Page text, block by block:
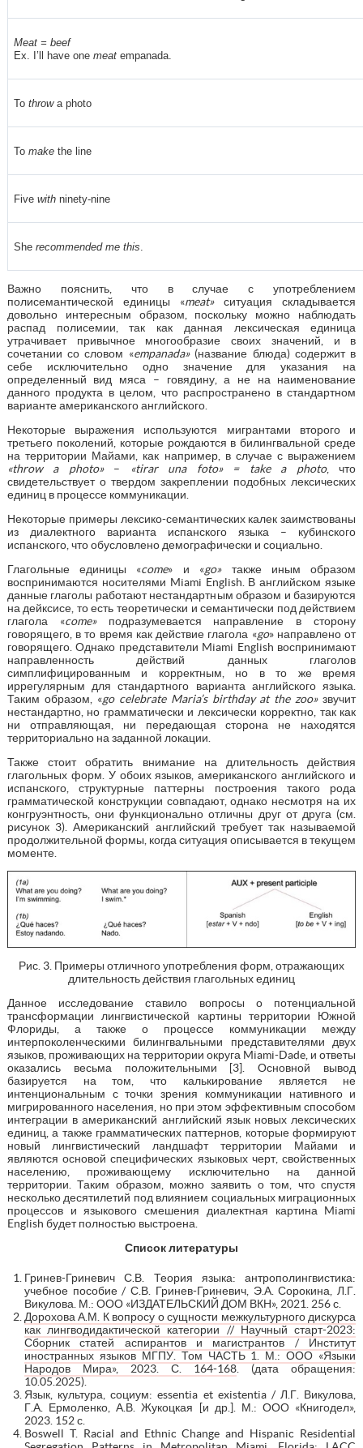
Meat = beef
Ex. I’ll have one meatempanada.
To throwa photo
To makethe line
Five withninety-nine
She recommended me this
Важно пояснить, что в случае с употреблением
полисемантической единицы «meat»ситуация складывается
довольно интересным образом, поскольку можно наблюдать
распад полисемии, так как данная лексическая единица
утрачивает привычное многообразие своих значений, и в
сочетании со словом «empanada»(название блюда) содержит в
себе исключительно одно значение для указания на
определенный вид мяса – говядину, а не на наименование
данного продукта в целом, что распространено в стандартном
варианте американского английского.
Некоторые выражения используются мигрантами второго и
третьего поколений, которые рождаются в билингвальной среде
на территории Майами, как например, в случае с выражением
«throw a photo» – «tirar una foto» = take a photo, что
свидетельствует о твердом закреплении подобных лексических
единиц в процессе коммуникации.
Некоторые примеры лексико-семантических калек заимствованы
из диалектного варианта испанского языка – кубинского
испанского, что обусловлено демографически и социально.
Глагольные единицы «come» и «go»также иным образом
воспринимаются носителями Miami English. В английском языке
данные глаголы работают нестандартным образом и базируются
на дейксисе, то есть теоретически и семантически под действием
глагола «come»подразумевается направление в сторону
говорящего, в то время как действие глагола «go» направлено от
говорящего. Однако представители Miami English воспринимают
направленность действий данных глаголов
симплифицированным и корректным, но в то же время
иррегулярным для стандартного варианта английского языка.
Таким образом, «go celebrate Maria’s birthday at the zoo»звучит
нестандартно, но грамматически и лексически корректно, так как
ни отправляющая, ни передающая сторона не находятся
территориально на заданной локации.
Также стоит обратить внимание на длительность действия
глагольных форм. У обоих языков, американского английского и
испанского, структурные паттерны построения такого рода
грамматической конструкции совпадают, однако несмотря на их
конгруэнтность, они функционально отличны друг от друга (см.
рисунок 3). Американский английский требует так называемой
продолжительной формы, когда ситуация описывается в текущем
моменте.
Рис. 3. Примеры отличного употребления форм, отражающих
длительность действия глагольных единиц
Данное исследование ставило вопросы о потенциальной
трансформации лингвистической картины территории Южной
Флориды, а также о процессе коммуникации между
интерпоколенческими билингвальными представителями двух
языков, проживающих на территории округа Miami-Dade, и ответы
оказались весьма положительными [3]. Основной вывод
базируется на том, что калькирование является не
интенциональным с точки зрения коммуникации нативного и
мигрированного населения, но при этом эффективным способом
интеграции в американский английский язык новых лексических
единиц, а также грамматических паттернов, которые формируют
новый лингвистический ландшафт территории Майами и
являются основой специфических языковых черт, свойственных
населению, проживающему исключительно на данной
территории. Таким образом, можно заявить о том, что спустя
несколько десятилетий под влиянием социальных миграционных
процессов и языкового смешения диалектная картина Miami
English будет полностью выстроена.
Списоклитературы
Гринев-Гриневич С.В. Теория языка: антрополингвистика:
учебное пособие / С.В. Гринев-Гриневич, Э.А. Сорокина, Л.Г.
Викулова. М.: ООО «ИЗДАТЕЛЬСКИЙ ДОМ ВКН», 2021. 256 с.
Дорохова А.М. К вопросу о сущности межкультурного дискурса
как лингводидактической категории // Научный старт-2023:
Сборник статей аспирантов и магистрантов / Институт
иностранных языков МГПУ. Том ЧАСТЬ 1. М.: ООО «Языки
Народов Мира», 2023. С. 164-168. (дата обращения:
10.05.2025).
Язык, культура, социум: essentia et existentia / Л.Г. Викулова,
Г.А. Ермоленко, А.В. Жукоцкая [и др.]. М.: ООО «Книгодел»,
2023. 152 с.
Boswell T. Racial and Ethnic Change and Hispanic Residential